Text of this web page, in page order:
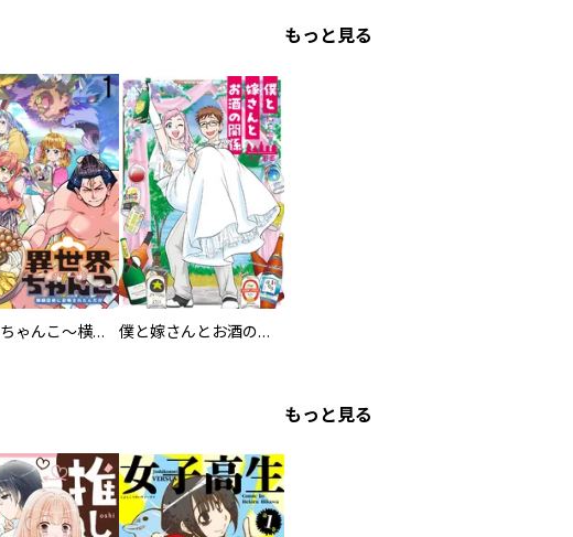
もっと見る
異世界ちゃんこ～横綱目前に召喚されたんだが～ 【連載版】 僕と嫁さんとお酒の関係
もっと見る